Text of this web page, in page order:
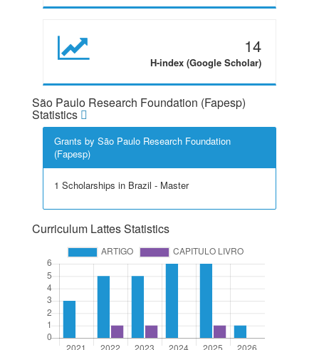
14
H-index (Google Scholar)
São Paulo Research Foundation (Fapesp)
Statistics
Grants by São Paulo Research Foundation
(Fapesp)
1 Scholarships in Brazil - Master
Curriculum Lattes Statistics